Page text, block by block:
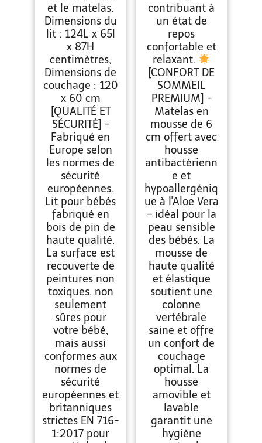
et le matelas.
Dimensions du
lit : 124L x 65l
x 87H
centimètres,
Dimensions de
couchage : 120
x 60 cm
[QUALITÉ ET
SÉCURITÉ] -
Fabriqué en
Europe selon
les normes de
sécurité
européennes.
Lit pour bébés
fabriqué en
bois de pin de
haute qualité.
La surface est
recouverte de
peintures non
toxiques, non
seulement
sûres pour
votre bébé,
mais aussi
conformes aux
normes de
sécurité
européennes et
britanniques
strictes EN 716-
1:2017 pour
contribuant à
un état de
repos
confortable et
relaxant.
[CONFORT DE
SOMMEIL
PREMIUM] -
Matelas en
mousse de 6
cm offert avec
housse
antibactérienn
e et
hypoallergéniq
ue à l'Aloe Vera
– idéal pour la
peau sensible
des bébés. La
mousse de
haute qualité
et élastique
soutient une
colonne
vertébrale
saine et offre
un confort de
couchage
optimal. La
housse
amovible et
lavable
garantit une
hygiène